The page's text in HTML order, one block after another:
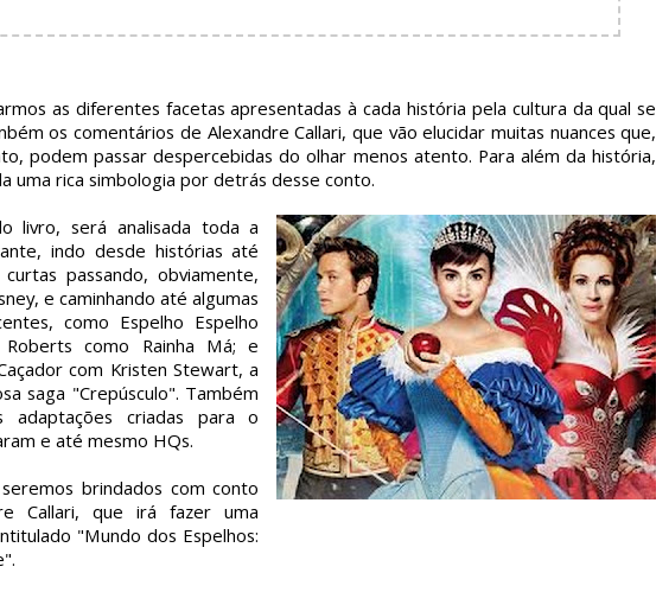
as diferentes facetas apresentadas à cada história pela cultura da qual se
os comentários de Alexandre Callari, que vão elucidar muitas nuances que,
podem passar despercebidas do olhar menos atento. Para além da história,
uma rica simbologia por detrás desse conto.
livro, será analisada toda a
indo desde histórias até
passando, obviamente,
e caminhando até algumas
como Espelho Espelho
como Rainha Má; e
com Kristen Stewart, a
saga "Crepúsculo". Também
adaptações criadas para o
e até mesmo HQs.
brindados com conto
Callari, que irá fazer uma
"Mundo dos Espelhos: